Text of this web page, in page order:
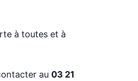
à toutes et à
au 03 21